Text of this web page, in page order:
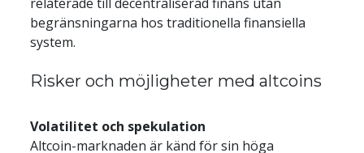
relaterade till decentraliserad finans utan
begränsningarna hos traditionella finansiella
system.
Risker och möjligheter med altcoins
Volatilitet och spekulation
Altcoin-marknaden är känd för sin höga